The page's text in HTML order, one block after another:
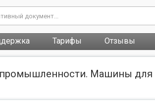
Тарифы Отзывы
Машины для